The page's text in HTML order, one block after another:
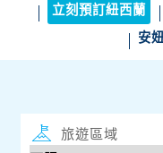
立刻預訂紐西蘭
安
旅遊區域